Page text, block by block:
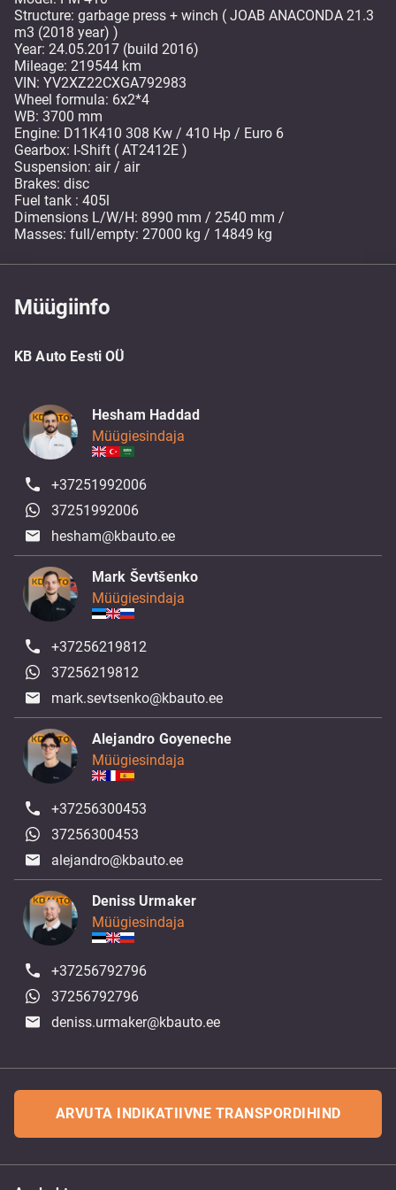
Structure: garbage press + winch ( JOAB ANACONDA 21.3
m3 (2018 year) )
Year: 24.05.2017 (build 2016)
Mileage: 219544 km
VIN: YV2XZ22CXGA792983
Wheel formula: 6x2*4
WB: 3700 mm
Engine: D11K410 308 Kw / 410 Hp / Euro 6
Gearbox: I-Shift ( AT2412E )
Suspension: air / air
Brakes: disc
Fuel tank : 405l
Dimensions L/W/H: 8990 mm / 2540 mm /
Masses: full/empty: 27000 kg / 14849 kg
Müügiinfo
KB Auto Eesti OÜ
Hesham Haddad
Müügiesindaja
+37251992006
37251992006
hesham@kbauto.ee
Mark Ševtšenko
Müügiesindaja
+37256219812
37256219812
mark.sevtsenko@kbauto.ee
Alejandro Goyeneche
Müügiesindaja
+37256300453
37256300453
alejandro@kbauto.ee
Deniss Urmaker
Müügiesindaja
+37256792796
37256792796
deniss.urmaker@kbauto.ee
ARVUTA INDIKATIIVNE TRANSPORDIHIND